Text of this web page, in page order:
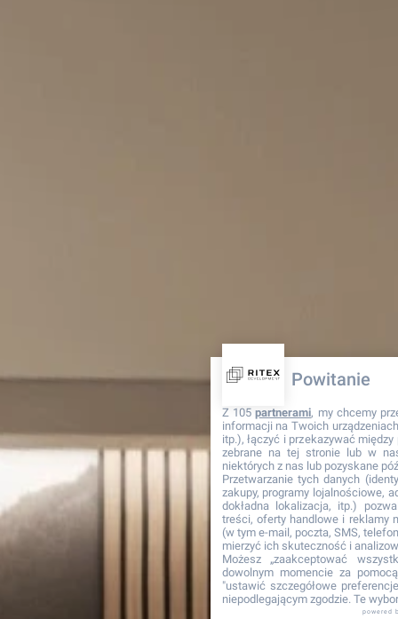
Powitanie
Z 105partnerami, my chcemy
informacji na Twoich
itp.), łączyć i przekazywać
zebrane na tej stronie lub w
niektórych z nas lub pozyskane
Przetwarzanie tych danych
zakupy, programy lojalnościowe,
dokładna lokalizacja, itp.)
treści, oferty handlowe i reklamy
(w tym e-mail, poczta, SMS,
mierzyć ich skuteczność i
Możesz „zaakceptować
dowolnym momencie za
"ustawić szczegółowe
niepodlegającym zgodzie. Te
powered